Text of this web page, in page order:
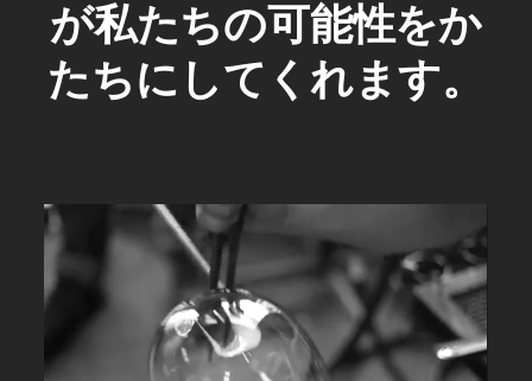
が私たちの可能性をか
たちにしてくれます。